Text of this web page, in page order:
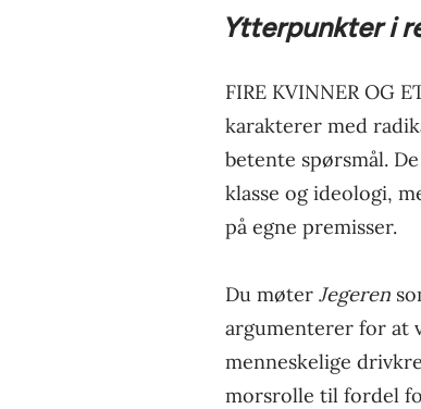
Ytterpunkter i
FIRE KVINNER OG
karakterer med
betente spørsmål.
klasse og ideologi,
på egne premisser.
Du møter Jegeren
argumenterer for at
menneskelige
morsrolle til fordel